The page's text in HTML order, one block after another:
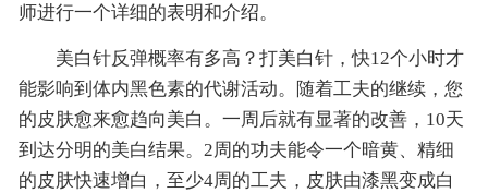
师进行一个详细的表明和介绍。
美白针反弹概率有多高？打美白针，快12个小时才
能影响到体内黑色素的代谢活动。随着工夫的继续，您
的皮肤愈来愈趋向美白。一周后就有显著的改善，10天
到达分明的美白结果。2周的功夫能令一个暗黄、精细
的皮肤快速增白，至少4周的工夫，皮肤由漆黑变成白